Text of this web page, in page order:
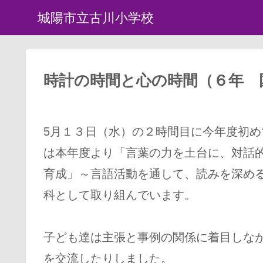
城陽市立古川小学校
時計の時間と心の時間（６年
5月１３日（水）の２時間目に今年度初
は本年度より「言葉の力を土台に、対話
育成」～言語活動を通して、読みを深め
科として取り組んでいます。
子ども達は主張と事例の関係に着目しな
を交流したりしました。